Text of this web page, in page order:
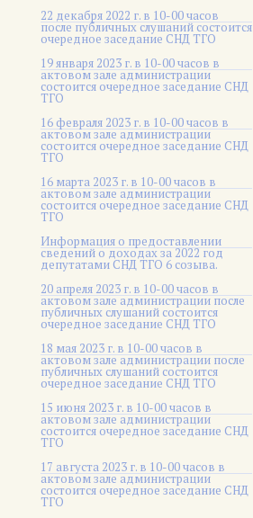
22 декабря 2022 г. в 10-00 часов
после публичных слушаний состоится
очередное заседание СНД ТГО
19 января 2023 г. в 10-00 часов в
актовом зале администрации
состоится очередное заседание СНД
ТГО
16 февраля 2023 г. в 10-00 часов в
актовом зале администрации
состоится очередное заседание СНД
ТГО
16 марта 2023 г. в 10-00 часов в
актовом зале администрации
состоится очередное заседание СНД
ТГО
Информация о предоставлении
сведений о доходах за 2022 год
депутатами СНД ТГО 6 созыва.
20 апреля 2023 г. в 10-00 часов в
актовом зале администрации после
публичных слушаний состоится
очередное заседание СНД ТГО
18 мая 2023 г. в 10-00 часов в
актовом зале администрации после
публичных слушаний состоится
очередное заседание СНД ТГО
15 июня 2023 г. в 10-00 часов в
актовом зале администрации
состоится очередное заседание СНД
ТГО
17 августа 2023 г. в 10-00 часов в
актовом зале администрации
состоится очередное заседание СНД
ТГО